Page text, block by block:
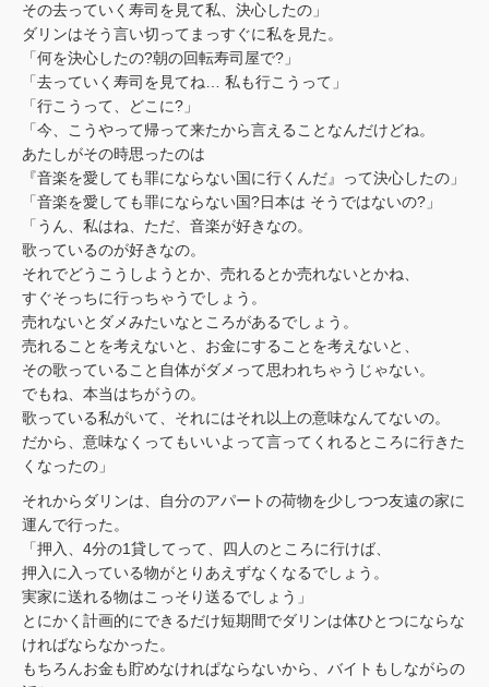
その去っていく寿司を見て私、決心したの」
ダリンはそう言い切ってまっすぐに私を見た。
「何を決心したの?朝の回転寿司屋で?」
「去っていく寿司を見てね… 私も行こうって」
「行こうって、どこに?」
「今、こうやって帰って来たから言えることなんだけどね。
あたしがその時思ったのは
『音楽を愛しても罪にならない国に行くんだ』って決心したの」
「音楽を愛しても罪にならない国?日本は そうではないの?」
「うん、私はね、ただ、音楽が好きなの。
歌っているのが好きなの。
それでどうこうしようとか、売れるとか売れないとかね、
すぐそっちに行っちゃうでしょう。
売れないとダメみたいなところがあるでしょう。
売れることを考えないと、お金にすることを考えないと、
その歌っていること自体がダメって思われちゃうじゃない。
でもね、本当はちがうの。
歌っている私がいて、それにはそれ以上の意味なんてないの。
だから、意味なくってもいいよって言ってくれるところに行きた
くなったの」
それからダリンは、自分のアパートの荷物を少しつつ友遠の家に
運んで行った。
「押入、4分の1貸してって、四人のところに行けば、
押入に入っている物がとりあえずなくなるでしょう。
実家に送れる物はこっそり送るでしょう」
とにかく計画的にできるだけ短期間でダリンは体ひとつにならな
ければならなかった。
もちろんお金も貯めなけれぱならないから、バイトもしながらの